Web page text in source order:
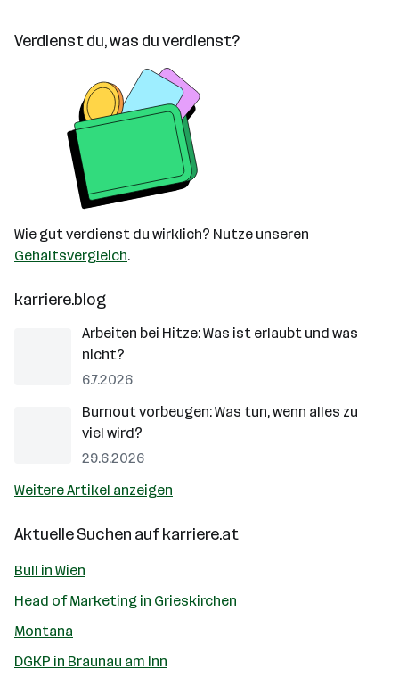
Verdienst du, was du verdienst?
Wie gut verdienst du wirklich? Nutze unseren
Gehaltsvergleich.
karriere.blog
Arbeiten bei Hitze: Was ist erlaubt und was
nicht?
6.7.2026
Burnout vorbeugen: Was tun, wenn alles zu
viel wird?
29.6.2026
Weitere Artikel anzeigen
Aktuelle Suchen aufkarriere.at
Bull in Wien
Head of Marketing in Grieskirchen
Montana
DGKP in Braunau am Inn